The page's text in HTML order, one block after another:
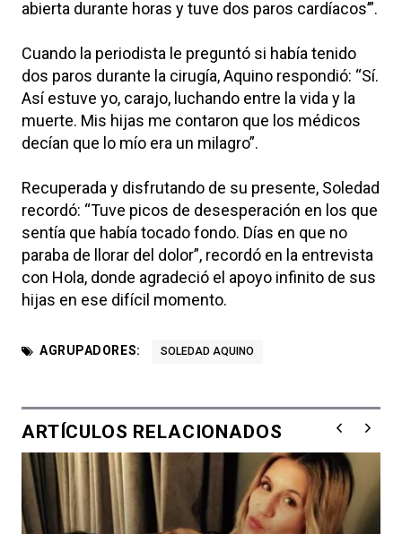
abierta durante horas y tuve dos paros cardíacos’”.
Cuando la periodista le preguntó si había tenido
dos paros durante la cirugía, Aquino respondió: “Sí.
Así estuve yo, carajo, luchando entre la vida y la
muerte. Mis hijas me contaron que los médicos
decían que lo mío era un milagro”.
Recuperada y disfrutando de su presente, Soledad
recordó: “Tuve picos de desesperación en los que
sentía que había tocado fondo. Días en que no
paraba de llorar del dolor”, recordó en la entrevista
con Hola, donde agradeció el apoyo infinito de sus
hijas en ese difícil momento.
AGRUPADORES: SOLEDAD AQUINO
ARTÍCULOS RELACIONADOS